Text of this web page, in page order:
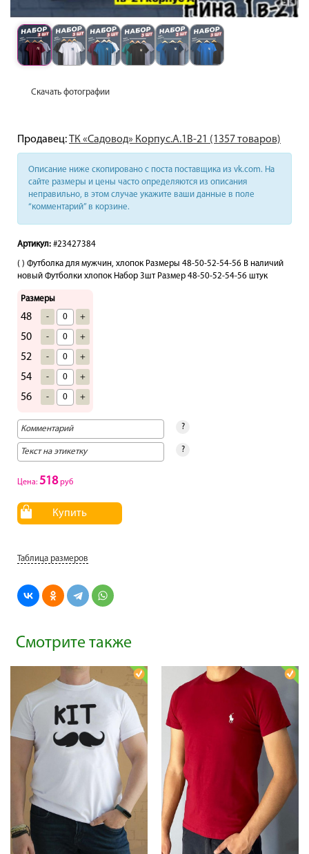
Скачать фотографии
Продавец:ТК «Садовод» Корпус.А.1В-21 (1357 товаров)
Описание ниже скопировано с поста поставщика из vk.com. На
сайте размеры и цены часто определяются из описания
неправильно, в этом случае укажите ваши данные в поле
“комментарий” в корзине.
Артикул: #23427384
( ) Футболка для мужчин, хлопок Размеры 48-50-52-54-56 В наличий
новый Футболки хлопок Набор 3шт Размер 48-50-52-54-56 штук
Размеры
48 - +
50 - +
52 - +
54 - +
56 - +
?
?
Цена: 518руб
Купить
Таблица размеров
Смотрите также